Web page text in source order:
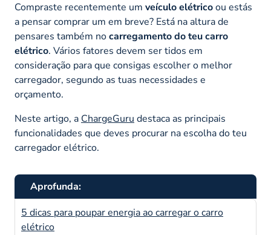
Compraste recentemente um veículo elétricoou estás
a pensar comprar um em breve? Está na altura de
pensares também nocarregamento do teu carro
elétrico. Vários fatores devem ser tidos em
consideração para que consigas escolher o melhor
carregador, segundo as tuas necessidades e
orçamento.
Neste artigo, a ChargeGuru destaca as principais
funcionalidades que deves procurar na escolha do teu
carregador elétrico.
Aprofunda:
5 dicas para poupar energia ao carregar o carro
elétrico